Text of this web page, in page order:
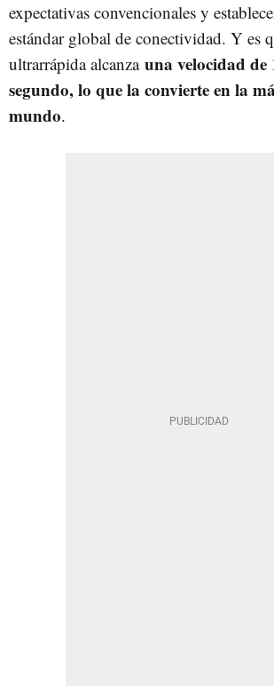
expectativas convencionales y
estándar global de conectividad. Y es
ultrarrápida alcanza una velocidad
segundo, lo que la convierte en la
mundo.